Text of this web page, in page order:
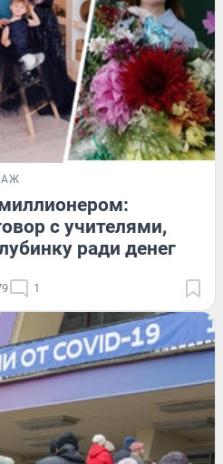
с учителями,
ради денег
1